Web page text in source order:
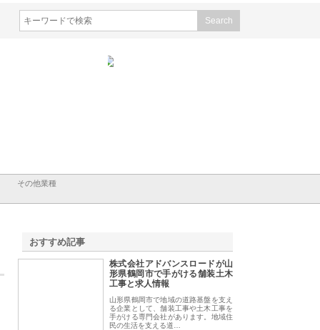
その他業種
おすすめ記事
株式会社アドバンスロードが山
形県鶴岡市で手がける舗装土木
工事と求人情報
山形県鶴岡市で地域の道路基盤を支え
る企業として、舗装工事や土木工事を
手がける専門会社があります。地域住
民の生活を支える道…